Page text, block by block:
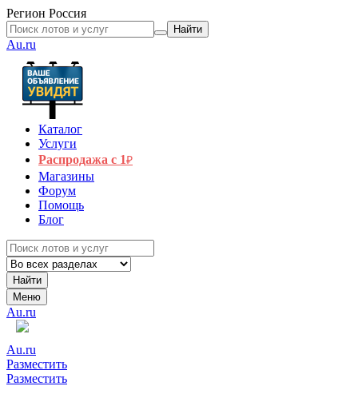
Регион Россия
Найти
Au.ru
Каталог
Услуги
Распродажа с 1₽
Магазины
Форум
Помощь
Блог
Найти
Меню
Au.ru
Au.ru
Разместить
Разместить